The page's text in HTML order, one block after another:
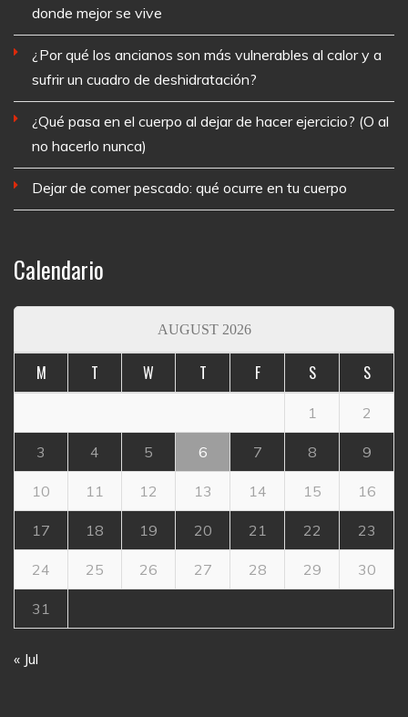
donde mejor se vive
¿Por qué los ancianos son más vulnerables al calor y a
sufrir un cuadro de deshidratación?
¿Qué pasa en el cuerpo al dejar de hacer ejercicio? (O al
no hacerlo nunca)
Dejar de comer pescado: qué ocurre en tu cuerpo
Calendario
AUGUST 2026
M T W T F S S
1 2
3 4 5 6 7 8 9
10 11 12 13 14 15 16
17 18 19 20 21 22 23
24 25 26 27 28 29 30
31
« Jul